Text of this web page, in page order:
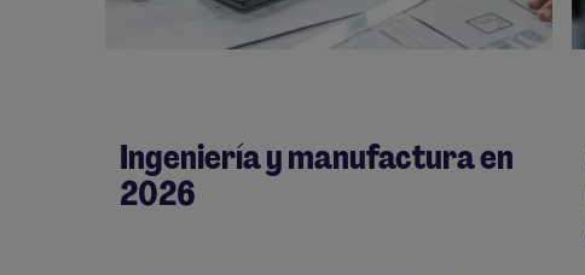
Ingeniería y manufactura en
2026